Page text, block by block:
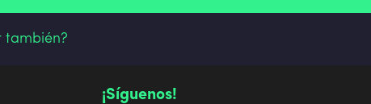
también?
¡Síguenos!